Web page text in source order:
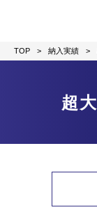
TOP > 納入実績 >
超